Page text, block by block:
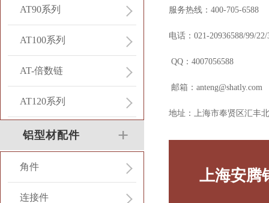
AT90系列
AT100系列
AT-倍数链
AT120系列
铝型材配件
角件
连接件
服务热线：400-705-6588
电话： 021-20936588/99/22/
QQ：4007056588
邮箱： anteng@shatly.com
地址： 上海市奉贤区汇丰
上海安腾